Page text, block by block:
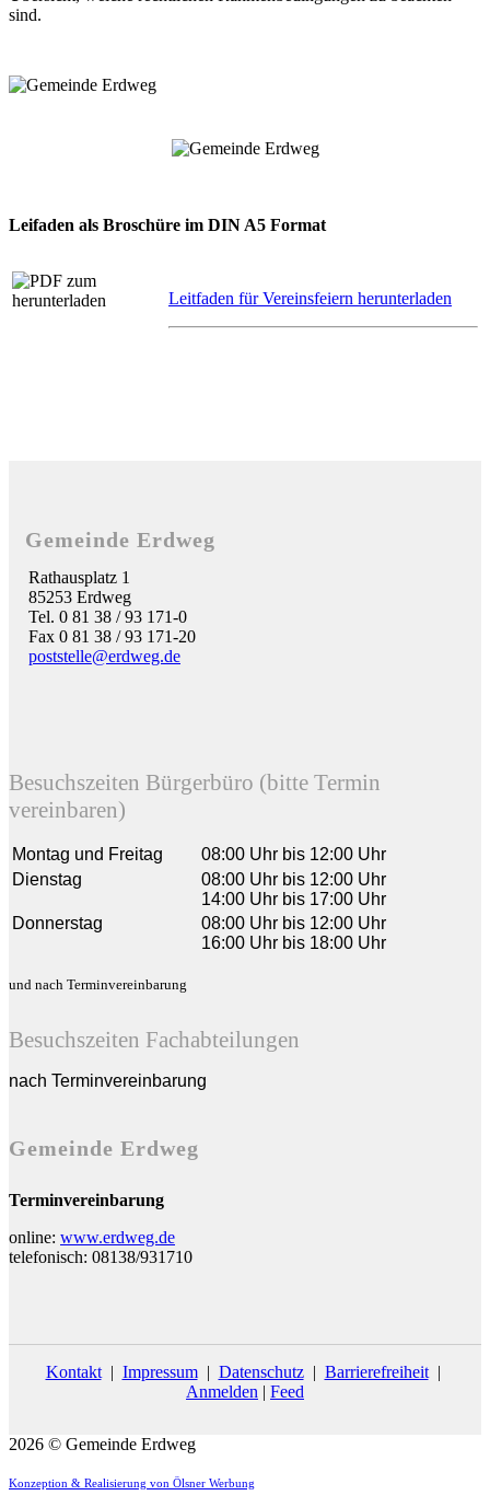
sind.
Leifaden als Broschüre im DIN A5 Format
Leitfaden für Vereinsfeiern herunterladen
Gemeinde Erdweg
Rathausplatz 1
85253 Erdweg
Tel. 0 81 38 / 93 171-0
Fax 0 81 38 / 93 171-20
poststelle@erdweg.de
Besuchszeiten Bürgerbüro (bitte Termin
vereinbaren)
Montag und Freitag
08:00 Uhr bis 12:00 Uhr
Dienstag
08:00 Uhr bis 12:00 Uhr
14:00 Uhr bis 17:00 Uhr
Donnerstag
08:00 Uhr bis 12:00 Uhr
16:00 Uhr bis 18:00 Uhr
und nach Terminvereinbarung
Besuchszeiten Fachabteilungen
nach Terminvereinbarung
Gemeinde Erdweg
Terminvereinbarung
online: www.erdweg.de
telefonisch: 08138/931710
Kontakt| Impressum| Datenschutz| Barrierefreiheit|
Anmelden | Feed
2026 © Gemeinde Erdweg
Konzeption & Realisierung von Ölsner Werbung